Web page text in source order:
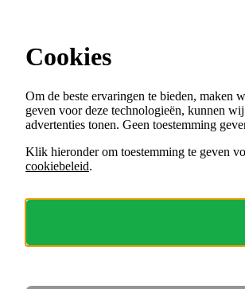
Menu
VACATURES
ORGANISATIES
Cookies
Om de beste ervaringen te bieden, maken
geven voor deze technologieën, kunnen
advertenties tonen. Geen toestemming
Klik hieronder om toestemming te geven
cookiebeleid.